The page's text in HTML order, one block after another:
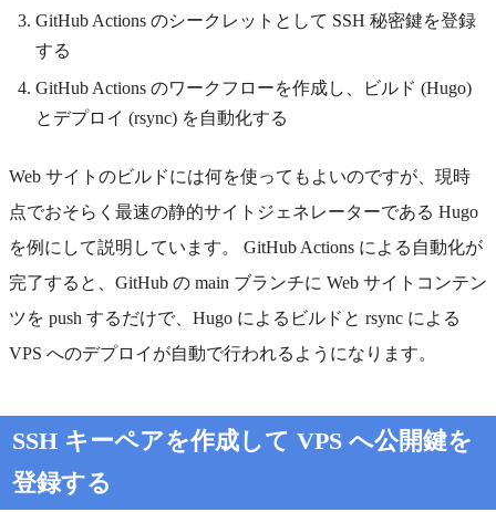
GitHub Actions のシークレットとして SSH 秘密鍵を登録
する
GitHub Actions のワークフローを作成し、ビルド (Hugo)
とデプロイ (rsync) を自動化する
Web サイトのビルドには何を使ってもよいのですが、現時
点でおそらく最速の静的サイトジェネレーターである Hugo
を例にして説明しています。 GitHub Actions による自動化が
完了すると、GitHub の main ブランチに Web サイトコンテン
ツを push するだけで、Hugo によるビルドと rsync による
VPS へのデプロイが自動で行われるようになります。
SSH キーペアを作成して VPS へ公開鍵を
登録する